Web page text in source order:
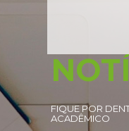
FIQUE POR
ACADÊMICO